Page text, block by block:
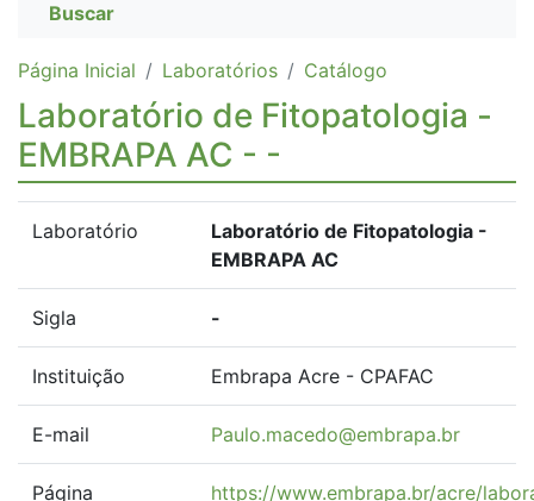
Buscar
Página Inicial Laboratórios Catálogo
Laboratório de Fitopatologia -
EMBRAPA AC - -
Laboratório
Laboratório de Fitopatologia -
EMBRAPA AC
Sigla -
Instituição Embrapa Acre - CPAFAC
E-mail Paulo.macedo@embrapa.br
Página
https://www.embrapa.br/acre/